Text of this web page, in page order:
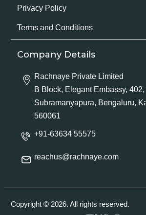
Privacy Policy
Terms and Conditions
Company Details
Rachnaye Private Limited
B Block, Elegant Embassy,
Subramanyapura, Bengaluru,
560061
+91-63634 55575
reachus@rachnaye.com
Copyright © 2026. All rights reserved.